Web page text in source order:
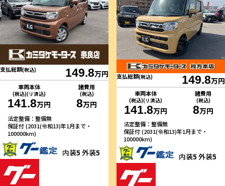
支払総額(税込) 149.8万円
車両本体
(税込)(リ済込)
141.8万円
諸費用
(税込)
8万円
法定整備：整備無
保証付 (2031(令和13)年1月まで・
100000km)
内装5 外装5
支払総額(税込) 149.8万円
車両本体
(税込)(リ済込)
141.8万円
諸費用
(税込)
8万円
法定整備：整備無
保証付 (2031(令和13)年1月まで・
100000km)
内装5 外装5